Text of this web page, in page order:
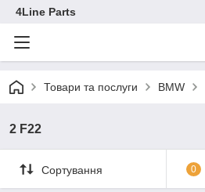
4Line Parts
Товари та послуги BMW
2 F22
Сортування 0